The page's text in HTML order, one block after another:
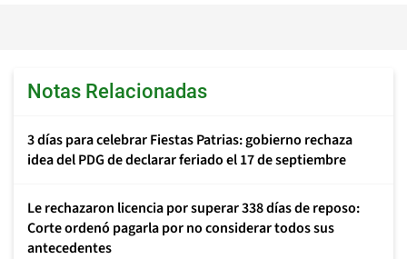
Notas Relacionadas
3 días para celebrar Fiestas Patrias: gobierno rechaza
idea del PDG de declarar feriado el 17 de septiembre
Le rechazaron licencia por superar 338 días de reposo:
Corte ordenó pagarla por no considerar todos sus
antecedentes